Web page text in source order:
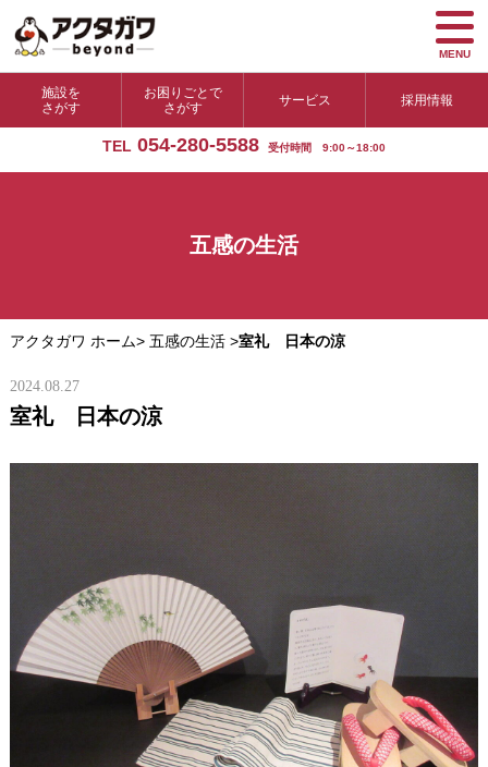
施設を
さがす
お困りごとで
さがす
サービス 採用情報
TEL 054-280-5588 受付時間 9:00～18:00
MENU
五感の生活
アクタガワ ホーム> 五感の生活>室礼 日本の涼
2024.08.27
室礼 日本の涼